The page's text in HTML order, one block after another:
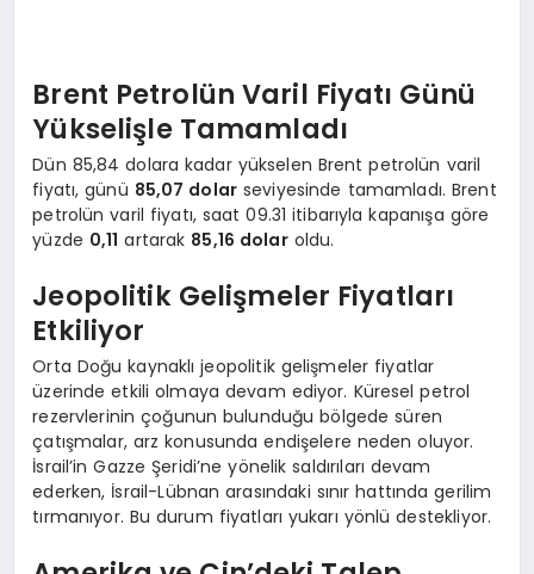
Brent Petrolün Varil Fiyatı Günü
Yükselişle Tamamladı
Dün 85,84 dolara kadar yükselen Brent petrolün varil
fiyatı, günü 85,07 dolar seviyesinde tamamladı. Brent
petrolün varil fiyatı, saat 09.31 itibarıyla kapanışa göre
yüzde 0,11 artarak 85,16 dolaroldu.
Jeopolitik Gelişmeler Fiyatları
Etkiliyor
Orta Doğu kaynaklı jeopolitik gelişmeler fiyatlar
üzerinde etkili olmaya devam ediyor. Küresel petrol
rezervlerinin çoğunun bulunduğu bölgede süren
çatışmalar, arz konusunda endişelere neden oluyor.
İsrail’in Gazze Şeridi’ne yönelik saldırıları devam
ederken, İsrail-Lübnan arasındaki sınır hattında gerilim
tırmanıyor. Bu durum fiyatları yukarı yönlü destekliyor.